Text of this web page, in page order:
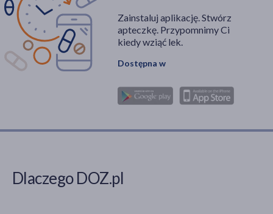
Zainstaluj aplikację. Stwórz
apteczkę. Przypomnimy Ci
kiedy wziąć lek.
Dostępna w
Dlaczego DOZ.pl